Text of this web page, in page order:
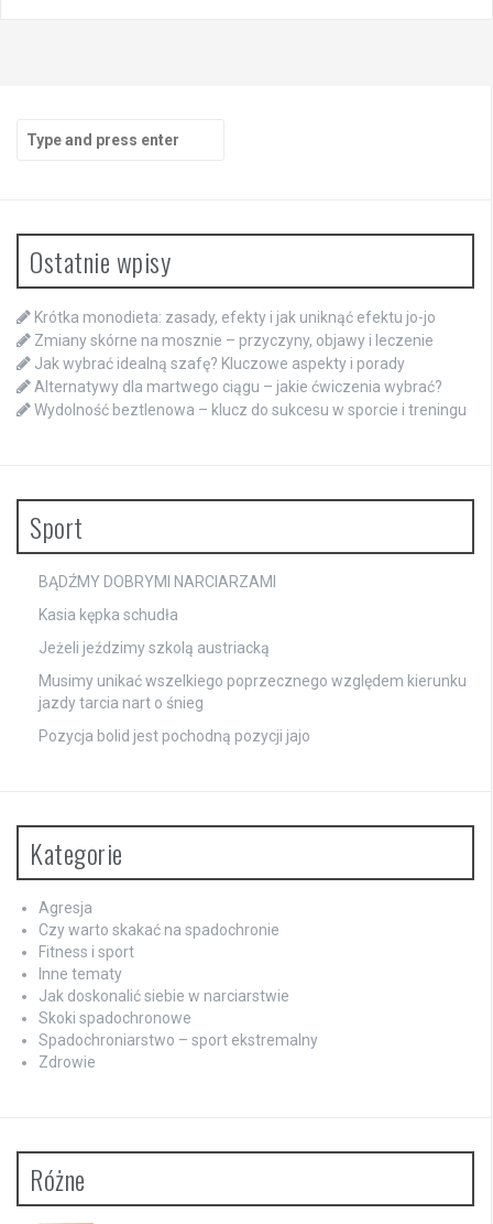
Search
for:
Ostatnie wpisy
Krótka monodieta: zasady, efekty i jak uniknąć efektu jo-jo
Zmiany skórne na mosznie – przyczyny, objawy i leczenie
Jak wybrać idealną szafę? Kluczowe aspekty i porady
Alternatywy dla martwego ciągu – jakie ćwiczenia wybrać?
Wydolność beztlenowa – klucz do sukcesu w sporcie i treningu
Sport
BĄDŹMY DOBRYMI NARCIARZAMI
Kasia kępka schudła
Jeżeli jeździmy szkolą austriacką
Musimy unikać wszelkiego poprzecznego względem kierunku
jazdy tarcia nart o śnieg
Pozycja bolid jest pochodną pozycji jajo
Kategorie
Agresja
Czy warto skakać na spadochronie
Fitness i sport
Inne tematy
Jak doskonalić siebie w narciarstwie
Skoki spadochronowe
Spadochroniarstwo – sport ekstremalny
Zdrowie
Różne